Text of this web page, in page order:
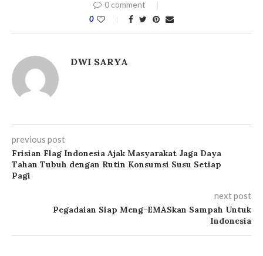
0 comment
0
DWI SARYA
previous post
Frisian Flag Indonesia Ajak Masyarakat Jaga Daya
Tahan Tubuh dengan Rutin Konsumsi Susu Setiap
Pagi
next post
Pegadaian Siap Meng-EMASkan Sampah Untuk
Indonesia